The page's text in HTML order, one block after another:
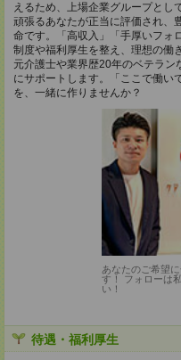
えるため、上場企業グループとし
頑張るあなたが正当に評価され、
命です。「高収入」「手厚いフォ
制度や福利厚生を整え、理想の働
元介護士や業界歴20年のベテラ
にサポートします。「ここで働い
を、一緒に作りませんか？
あなたのご希望
す！ フォローは
い！
待遇・福利厚生